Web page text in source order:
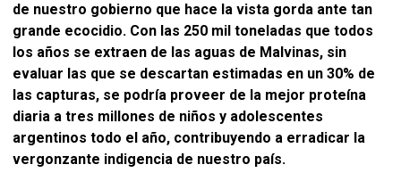
de nuestro gobierno que hace la vista gorda ante tan
grande ecocidio. Con las 250 mil toneladas que todos
los años se extraen de las aguas de Malvinas, sin
evaluar las que se descartan estimadas en un 30% de
las capturas, se podría proveer de la mejor proteína
diaria a tres millones de niños y adolescentes
argentinos todo el año, contribuyendo a erradicar la
vergonzante indigencia de nuestro país.